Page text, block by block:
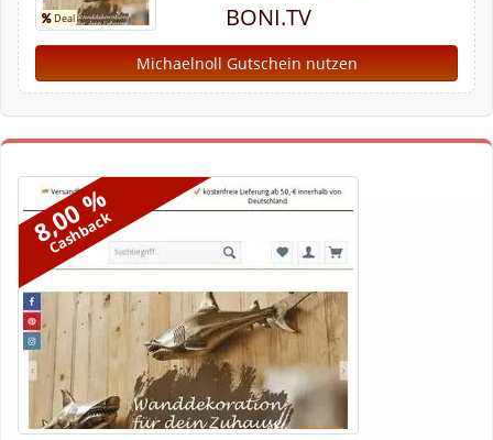
BONI.TV
Michaelnoll Gutschein nutzen
8,00 %
Cashback